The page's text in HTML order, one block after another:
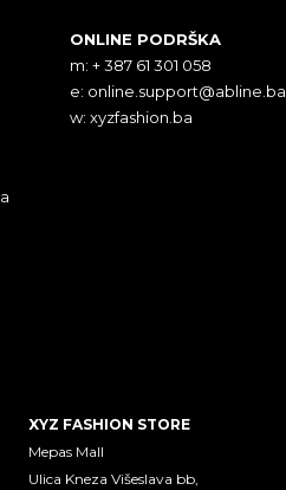
ONLINE PODRŠKA
m: + 387 61 301 058
e: online.support@abline.ba
w: xyzfashion.ba
XYZ FASHION STORE
Mepas Mall
Ulica Kneza Višeslava bb,